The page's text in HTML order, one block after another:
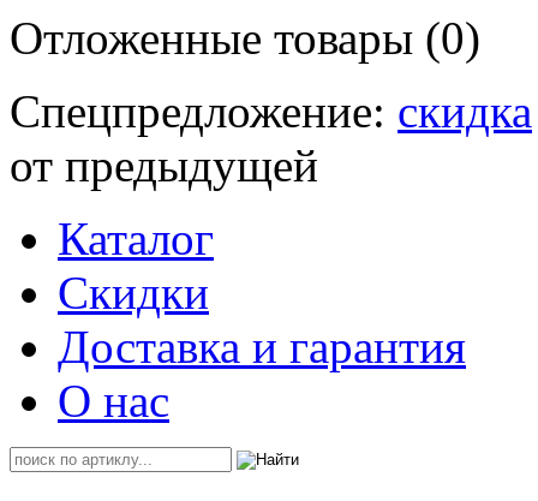
Отложенные товары (0)
Спецпредложение: скидка
от предыдущей
Каталог
Скидки
Доставка и гарантия
О нас